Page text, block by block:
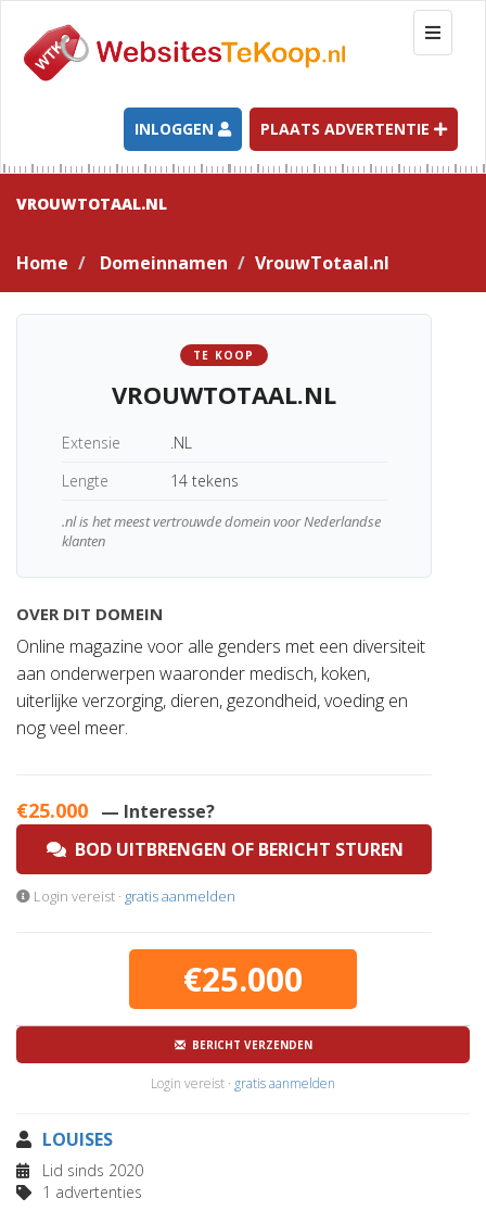
T
o
g
l
e
n
a
t
INLOGGEN PLAATS ADVERTENTIE
VROUWTOTAAL.NL
Home Domeinnamen VrouwTotaal.nl
TE KOOP
VROUWTOTAAL.NL
Extensie
.NL
Lengte
14 tekens
.nl is het meest vertrouwde domein voor Nederlandse
klanten
OVER DIT DOMEIN
Online magazine voor alle genders met een diversiteit
aan onderwerpen waaronder medisch, koken,
uiterlijke verzorging, dieren, gezondheid, voeding en
nog veel meer.
€25.000 — Interesse?
BOD UITBRENGEN OF BERICHT STUREN
Login vereist · gratis aanmelden
€25.000
BERICHT VERZENDEN
Login vereist · gratis aanmelden
LOUISES
Lid sinds 2020
1 advertenties